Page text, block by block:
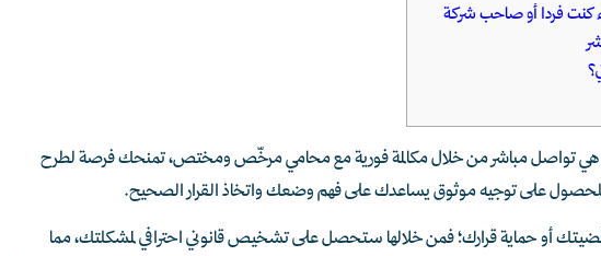
كنت فردا أو صاحب شركة
بيّنه هي تواصل مباشر من خلال مكالمة فورية مع محامي مرخّص ومختص، تمنحك فرصة لطرح
على توجيه موثوق يساعدك على فهم وضعك واتخاذ القرار الصحيح.
قضيتك أو حماية قرارك؛ فمن خلالها ستحصل على تشخيص قانوني احترافي لمشكلتك، مما